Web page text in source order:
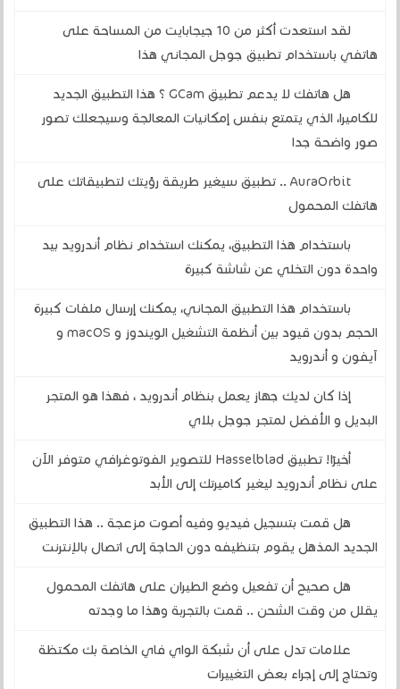
لقد استعدت أكثر من 10 جيجابايت من المساحة على
هاتفي باستخدام تطبيق جوجل المجاني هذا
هل هاتفك لا يدعم تطبيق GCam ؟ هذا التطبيق الجديد
للكاميرا، الذي يتمتع بنفس إمكانيات المعالجة وسيجعلك تصور
صور واضحة جدا
AuraOrbit .. تطبيق سيغير طريقة رؤيتك لتطبيقاتك على
هاتفك المحمول
باستخدام هذا التطبيق، يمكنك استخدام نظام أندرويد بيد
واحدة دون التخلي عن شاشة كبيرة
باستخدام هذا التطبيق المجاني، يمكنك إرسال ملفات كبيرة
الحجم بدون قيود بين أنظمة التشغيل الويندوز و macOS و
آيفون و أندرويد
إذا كان لديك جهاز يعمل بنظام أندرويد ، فهذا هو المتجر
البديل و الأفضل لمتجر جوجل بلاي
أخيرًا! تطبيق Hasselblad للتصوير الفوتوغرافي متوفر الآن
على نظام أندرويد ليغير كاميرتك إلى الأبد
هل قمت بتسجيل فيديو وفيه أصوت مزعجة .. هذا التطبيق
الجديد المذهل يقوم بتنظيفه دون الحاجة إلى اتصال بالإنترنت
هل صحيح أن تفعيل وضع الطيران على هاتفك المحمول
يقلل من وقت الشحن .. قمت بالتجربة وهذا ما وجدته
علامات تدل على أن شبكة الواي فاي الخاصة بك مكتظة
وتحتاج إلى إجراء بعض التغييرات